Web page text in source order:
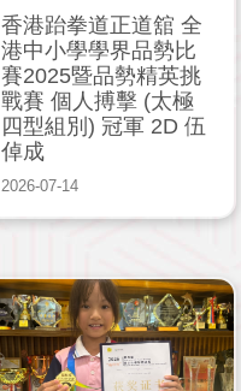
香港跆拳道正道舘 全
港中小學學界品勢比
賽2025暨品勢精英挑
戰賽 個人搏擊 (太極
四型組別) 冠軍 2D 伍
倬成
2026-07-14